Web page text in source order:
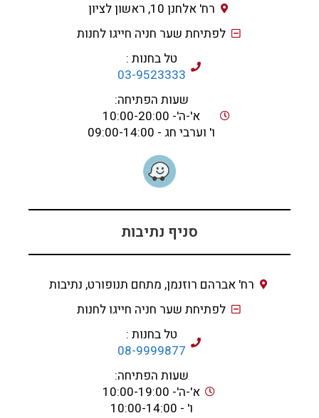
רח' אלחנן 10, ראשון לציון
לפתיחת שער חניה חייגו לחנות
טל בחנות :
03-9523333
שעות הפתיחה:
א'-ה'- 10:00-20:00
ו' וערבי חג - 09:00-14:00
סניף נתיבות
רח' אברהם רוזנמן, מתחם תנופורט, נתיבות
לפתיחת שער חניה חייגו לחנות
טל בחנות :
08-9999877
שעות הפתיחה:
א'-ה'- 10:00-19:00
ו' - 10:00-14:00